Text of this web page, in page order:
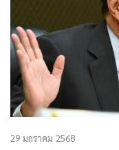
29 มกราคม 2568